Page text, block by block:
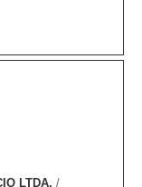
de
bombas
alta
LTDA. /